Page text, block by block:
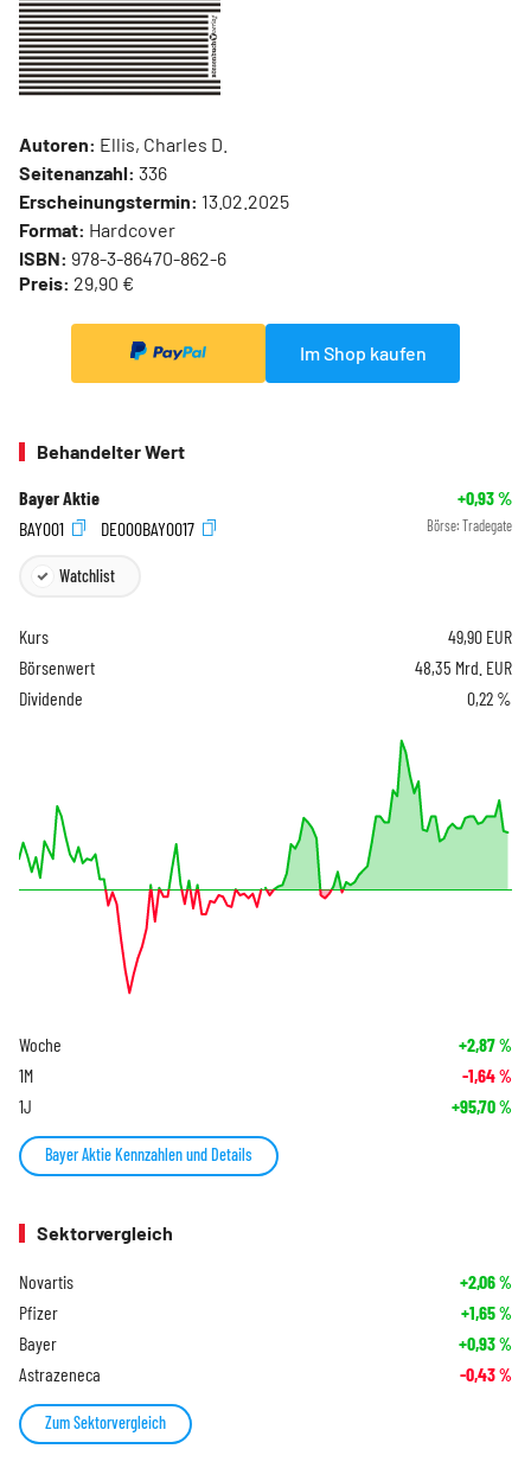
Autoren: Ellis, Charles D.
Seitenanzahl: 336
Erscheinungstermin: 13.02.2025
Format: Hardcover
ISBN: 978-3-86470-862-6
Preis: 29,90 €
Im Shop kaufen
Behandelter Wert
Bayer Aktie +0,93%
BAY001
DE000BAY0017 Börse: Tradegate
Watchlist
Kurs 49,90 EUR
Börsenwert
48,35 Mrd. EUR
Dividende
0,22 %
Woche +2,87%
1M -1,64%
1J +95,70%
Bayer Aktie Kennzahlen und Details
Sektorvergleich
Novartis +2,06%
Pfizer +1,65%
Bayer +0,93%
Astrazeneca -0,43%
Zum Sektorvergleich